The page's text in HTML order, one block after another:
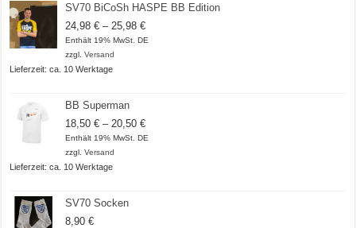
SV70 BiCoSh HASPE BB Edition
24,98€ – 25,98€Preisspanne:
24,98 €
Enthält 19% MwSt. DE
zzgl.Versand
Lieferzeit: ca. 10 Werktage
BB Superman
18,50€ – 20,50€Preisspanne:
18,50 €
Enthält 19% MwSt. DE
zzgl.Versand
Lieferzeit: ca. 10 Werktage
SV70 Socken
8,90€